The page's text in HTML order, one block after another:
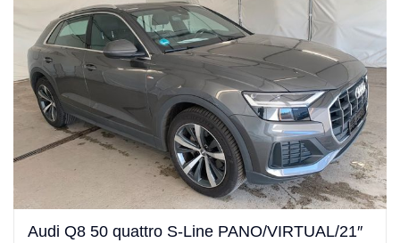
Audi Q8 50 quattro S-Line PANO/VIRTUAL/21″